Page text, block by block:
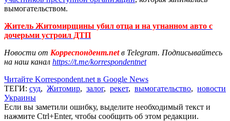
вымогательством.
Житель Житомирщины убил отца и на угнанном авто с
дочерьми устроил ДТП
Новости от Корреспондент.netв Telegram. Подписывайтесь
на наш канал https://t.me/korrespondentnet
Читайте Korrespondent.net в Google News
ТЕГИ: суд, Житомир, залог, рекет, вымогательство, новости
Украины
Если вы заметили ошибку, выделите необходимый текст и
нажмите Ctrl+Enter, чтобы сообщить об этом редакции.